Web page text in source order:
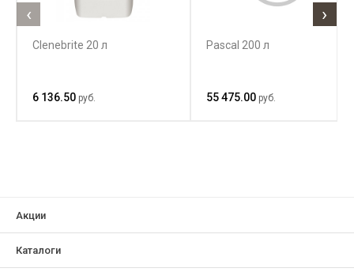
Clenebrite 20 л
6 136.50 руб.
Pascal 200 л
55 475.00 руб.
‹ ›
Акции
Каталоги